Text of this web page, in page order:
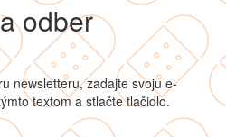
odber
newsletteru, zadajte svoju e-
textom a stlačte tlačidlo.